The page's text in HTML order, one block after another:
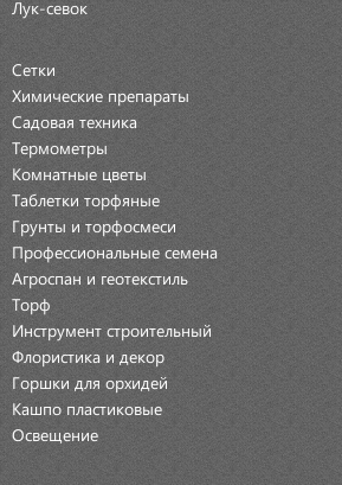
Лук-севок
Сетки
Химические препараты
Садовая техника
Термометры
Комнатные цветы
Таблетки торфяные
Грунты и торфосмеси
Профессиональные семена
Агроспан и геотекстиль
Торф
Инструмент строительный
Флористика и декор
Горшки для орхидей
Кашпо пластиковые
Освещение